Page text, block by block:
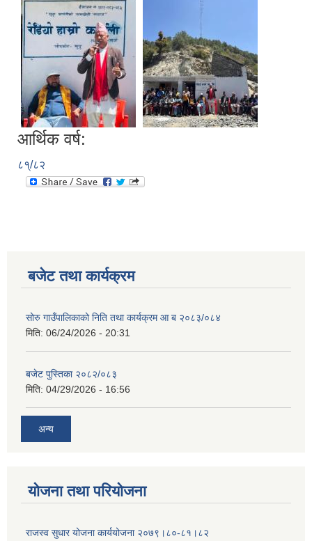
आर्थिक वर्ष:
८१्/८२
बजेट तथा कार्यक्रम
सोरु गाउँपालिकाको निति तथा कार्यक्रम आ ब २०८३/०८४
मिति: 06/24/2026 - 20:31
बजेट पुस्तिका २०८२/०८३
मिति: 04/29/2026 - 16:56
अन्य
योजना तथा परियोजना
राजस्व सुधार योजना कार्ययोजना २०७९।८०-८१।८२